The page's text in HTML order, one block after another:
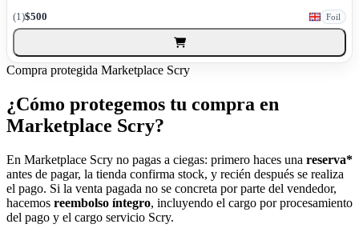
(1)$500 Foil
Compra protegida Marketplace Scry
¿Cómo protegemos tu compra en
Marketplace Scry?
En Marketplace Scry no pagas a ciegas: primero haces una reserva*
antes de pagar, la tienda confirma stock, y recién después se realiza
el pago. Si la venta pagada no se concreta por parte del vendedor,
hacemos reembolso íntegro, incluyendo el cargo por procesamiento
del pago y el cargo servicio Scry.